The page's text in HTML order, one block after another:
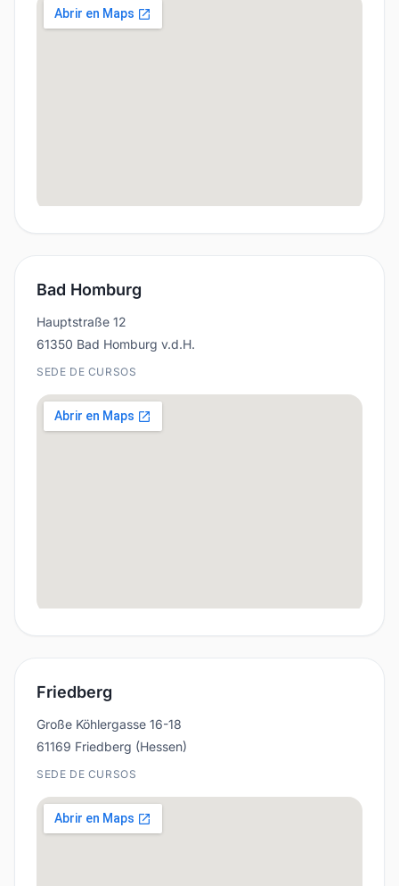
Bad Homburg
Hauptstraße 12
61350 Bad Homburg v.d.H.
SEDE DE CURSOS
Friedberg
Große Köhlergasse 16-18
61169 Friedberg (Hessen)
SEDE DE CURSOS